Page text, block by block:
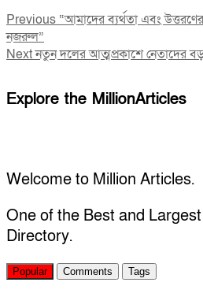
Post
navigation
Previous Previous
“আমাদের ব্যর্থতা এবং
নজরুল”
NextNext
নতুন দলের আত্মপ্রকাশে নেতাদের
Explore the MillionArticles
Welcome to Million Articles.
One of the Best and
Directory.
Popular Comments Tags